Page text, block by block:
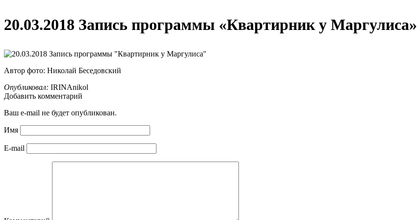
20.03.2018 Запись программы «Квартирник у Маргулиса»
Автор фото: Николай Беседовский
Опубликовал: IRINAnikol
Добавить комментарий
Ваш e-mail не будет опубликован.
Имя
E-mail